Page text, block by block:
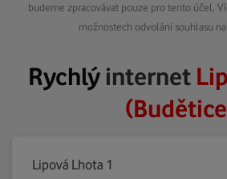
budeme zpracovávat pouze pro tento účel.
možnostech odvolání souhlasu
Rychlýinternet
Lipová Lhota 1